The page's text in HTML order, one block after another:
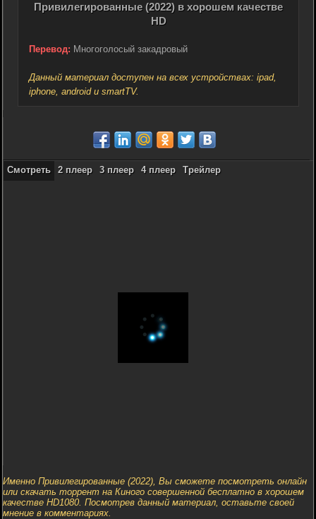
Привилегированные (2022) в хорошем качестве
HD
Перевод: Многоголосый закадровый
Данный материал доступен на всех устройствах: ipad,
iphone, android и smartTV.
Смотреть 2 плеер 3 плеер 4 плеер Трейлер
Именно Привилегированные (2022), Вы сможете посмотреть онлайн
или скачать торрент на Киного совершенной бесплатно в хорошем
качестве HD1080. Посмотрев данный материал, оставьте своей
мнение в комментариях.